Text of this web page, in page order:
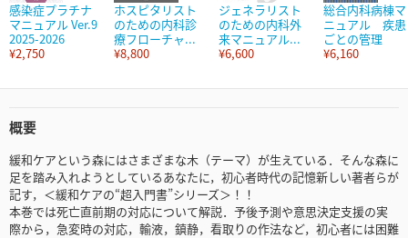
感染症プラチナ
マニュアル Ver.9
2025-2026
¥2,750
ホスピタリスト
のための内科診
療フローチャ...
¥8,800
ジェネラリスト
のための内科外
来マニュアル...
¥6,600
総合内科病棟マ
ニュアル 疾患
ごとの管理
¥6,160
概要
緩和ケアという森にはさまざまな木（テーマ）が生えている．そんな森に
足を踏み入れようとしているあなたに，初心者時代の記憶新しい著者らが
記す，＜緩和ケアの“超入門書”シリーズ＞！！
本巻では死亡直前期の対応について解説．予後予測や意思決定支援の実
際から，急変時の対応，輸液，鎮静，看取りの作法など，初心者には困難